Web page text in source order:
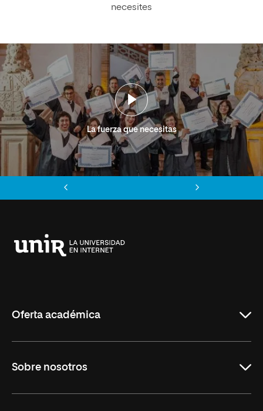
necesites
La fuerza que necesitas
Oferta académica
Másteres Oficiales
Másteres Propios
Sobre nosotros